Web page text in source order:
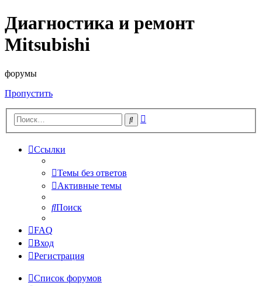
Диагностика и ремонт
Mitsubishi
форумы
Пропустить
Поиск
Ссылки
Темы без ответов
Активные темы
Поиск
FAQ
Вход
Регистрация
Список форумов